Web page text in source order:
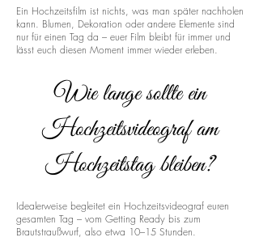
Ein Hochzeitsfilm ist nichts, was man später nachholen
kann. Blumen, Dekoration oder andere Elemente sind
nur für einen Tag da – euer Film bleibt für immer und
lässt euch diesen Moment immer wieder erleben.
Wie lange sollte ein
Hochzeitsvideograf am
Hochzeitstag bleiben?
Idealerweise begleitet ein Hochzeitsvideograf euren
gesamten Tag – vom Getting Ready bis zum
Brautstraußwurf, also etwa 10–15 Stunden.